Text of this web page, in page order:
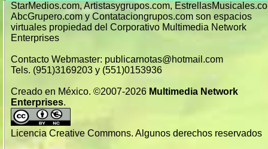
StarMedios.com, Artistasygrupos.com,
AbcGrupero.com y Contataciongrupos.com son espacios
virtuales propiedad del Corporativo Multimedia Network
Enterprises
Contacto Webmaster: publicarnotas@hotmail.com
Tels. (951)3169203 y (551)0153936
Creado en México. ©2007-2026 Multimedia Network
Enterprises.
Licencia Creative Commons. Algunos derechos reservados